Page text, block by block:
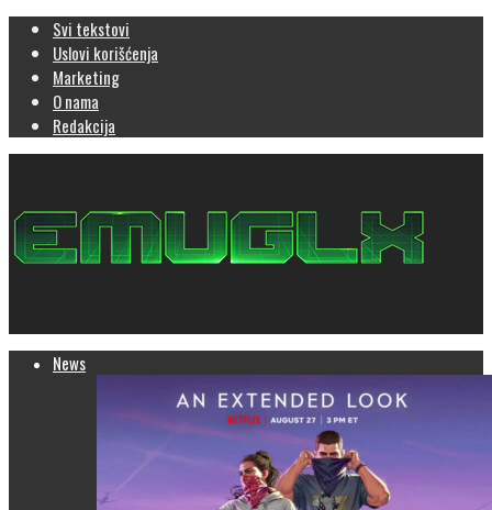
Svi tekstovi
Uslovi korišćenja
Marketing
O nama
Redakcija
News